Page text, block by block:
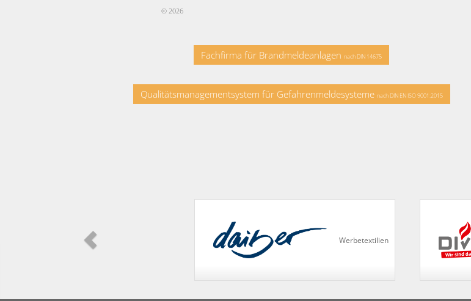
© 2026
Fachfirma für Brandmeldeanlagen nach DIN 14675
Qualitätsmanagementsystem für Gefahrenmeldesysteme nach DIN EN ISO 9001:2015
Werbetextilien vorbeugenden Brandschutz e.V.